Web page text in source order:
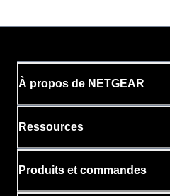
À propos de NETGEAR
Ressources
Produits et commandes